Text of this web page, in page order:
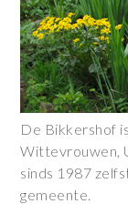
De Bikkershof
Wittevrouwen,
sinds 1987
gemeente.